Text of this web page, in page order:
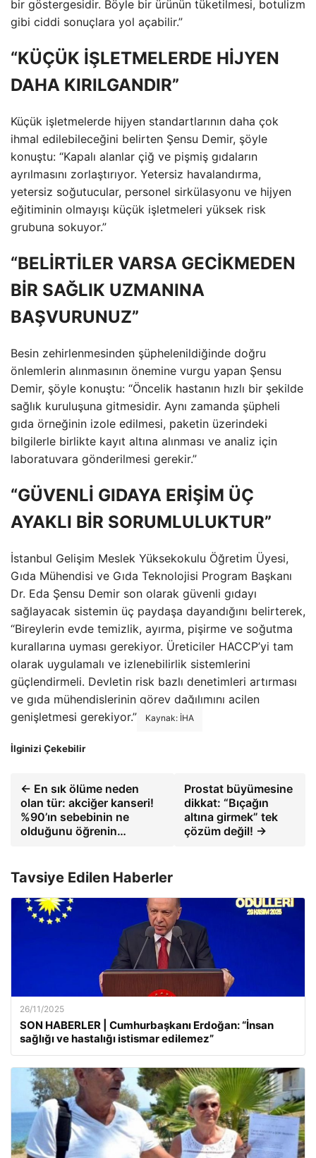
bir göstergesidir. Böyle bir ürünün tüketilmesi, botulizm
gibi ciddi sonuçlara yol açabilir.”
“KÜÇÜK İŞLETMELERDE HİJYEN
DAHA KIRILGANDIR”
Küçük işletmelerde hijyen standartlarının daha çok
ihmal edilebileceğini belirten Şensu Demir, şöyle
konuştu: “Kapalı alanlar çiğ ve pişmiş gıdaların
ayrılmasını zorlaştırıyor. Yetersiz havalandırma,
yetersiz soğutucular, personel sirkülasyonu ve hijyen
eğitiminin olmayışı küçük işletmeleri yüksek risk
grubuna sokuyor.”
“BELİRTİLER VARSA GECİKMEDEN
BİR SAĞLIK UZMANINA
BAŞVURUNUZ”
Besin zehirlenmesinden şüphelenildiğinde doğru
önlemlerin alınmasının önemine vurgu yapan Şensu
Demir, şöyle konuştu: “Öncelik hastanın hızlı bir şekilde
sağlık kuruluşuna gitmesidir. Aynı zamanda şüpheli
gıda örneğinin izole edilmesi, paketin üzerindeki
bilgilerle birlikte kayıt altına alınması ve analiz için
laboratuvara gönderilmesi gerekir.”
“GÜVENLİ GIDAYA ERİŞİM ÜÇ
AYAKLI BİR SORUMLULUKTUR”
İstanbul Gelişim Meslek Yüksekokulu Öğretim Üyesi,
Gıda Mühendisi ve Gıda Teknolojisi Program Başkanı
Dr. Eda Şensu Demir son olarak güvenli gıdayı
sağlayacak sistemin üç paydaşa dayandığını belirterek,
“Bireylerin evde temizlik, ayırma, pişirme ve soğutma
kurallarına uyması gerekiyor. Üreticiler HACCP’yi tam
olarak uygulamalı ve izlenebilirlik sistemlerini
güçlendirmeli. Devletin risk bazlı denetimleri artırması
ve gıda mühendislerinin görev dağılımını acilen
genişletmesi gerekiyor.”
Kaynak: İHA
İlginizi Çekebilir
← En sık ölüme neden
olan tür: akciğer kanseri!
%90’ın sebebinin ne
olduğunu öğrenin…
Prostat büyümesine
dikkat: “Bıçağın
altına girmek” tek
çözüm değil! →
Tavsiye Edilen Haberler
26/11/2025
SON HABERLER | Cumhurbaşkanı Erdoğan: “İnsan
sağlığı ve hastalığı istismar edilemez”